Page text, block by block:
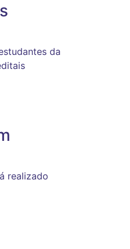
da
realizado